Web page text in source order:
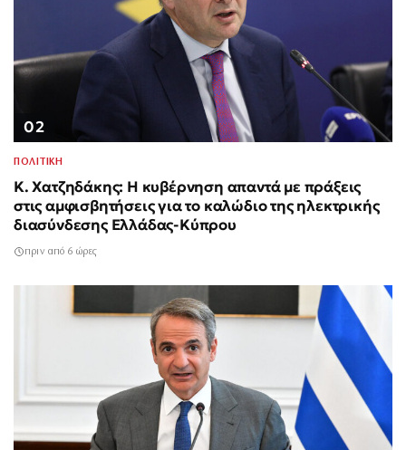
02
ΠΟΛΙΤΙΚΗ
Κ. Χατζηδάκης: Η κυβέρνηση απαντά με πράξεις
στις αμφισβητήσεις για το καλώδιο της ηλεκτρικής
διασύνδεσης Ελλάδας-Κύπρου
πριν από 6 ώρες